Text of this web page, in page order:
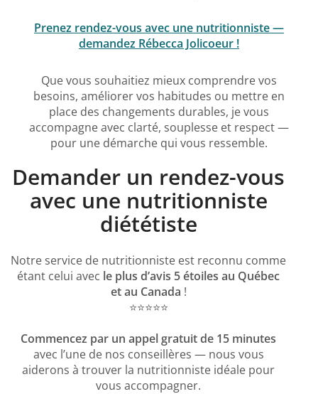
Prenez rendez-vous avec une nutritionniste —
demandez Rébecca Jolicoeur !
Que vous souhaitiez mieux comprendre vos
besoins, améliorer vos habitudes ou mettre en
place des changements durables, je vous
accompagne avec clarté, souplesse et respect —
pour une démarche qui vous ressemble.
Demander un rendez-vous
avec une nutritionniste
diététiste
Notre service de nutritionniste est reconnu comme
étant celui avec le plus d’avis 5 étoiles au Québec
et au Canada !
⭐️⭐️⭐️⭐️⭐️
Commencez par un appel gratuit de 15 minutes
avec l’une de nos conseillères — nous vous
aiderons à trouver la nutritionniste idéale pour
vous accompagner.